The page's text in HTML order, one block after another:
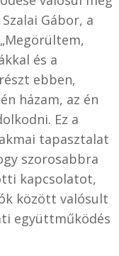
Gábor, a
és a
ebben,
házam, az én
Ez a
tapasztalat
szorosabbra
kapcsolatot,
között valósult
együttműködés